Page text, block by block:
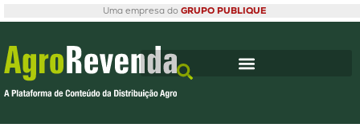
Uma empresa do GRUPO PUBLIQUE